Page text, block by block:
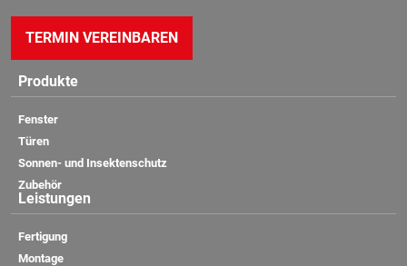
TERMIN VEREINBAREN
Produkte
Fenster
Türen
Sonnen- und Insektenschutz
Zubehör
Leistungen
Fertigung
Montage